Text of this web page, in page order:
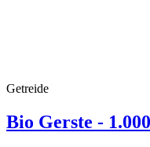
Getreide
Bio Gerste -